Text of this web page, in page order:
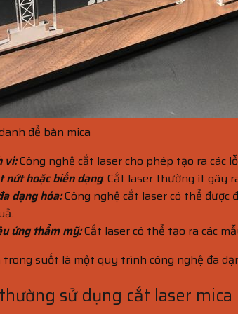
để bàn mica
vi:Công nghệ cắt laser cho phép tạo ra các
nứt hoặc biến dạng: Cắt laser thường ít gây
dạng hóa:Công nghệ cắt laser có thể
ứng thẩm mỹ:Cắt laser có thể tạo ra các
trong suốt là một quy trình công nghệ đa
sử dụng cắt laser mica